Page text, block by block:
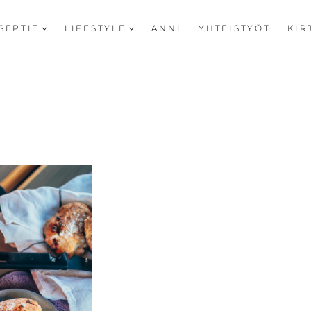
LIFESTYLE ANNI YHTEISTYÖT